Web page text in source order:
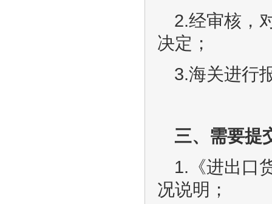
2.经审核，
决定；
3.海关进行
三、需要提
1.《进出口
况说明；